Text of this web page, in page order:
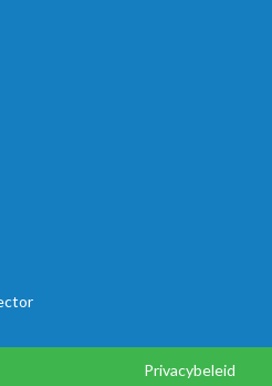
Privacybeleid